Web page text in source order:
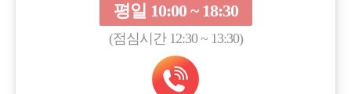
1. 회사는 6조에 따른 이용 신청에 대하여 특별한 사정이 없는 한 이용
신청을 승낙합니다.
2. 회원에게 부여된 ID와 비밀번호는 중앙아이씨에스 회원의 자격을
3. 회사는 다음 각 호에 1에 해당하는 이용신청에 대한 승낙을 유보할
평일 10:00 ~ 18:30
(점심시간 12:30 ~ 13:30)